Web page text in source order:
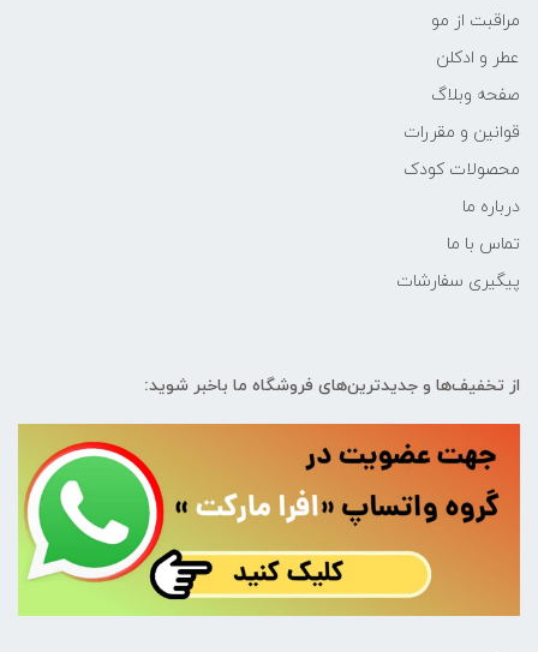
مراقبت از مو
عطر و ادکلن
صفحه وبلاگ
قوانین و مقررات
محصولات کودک
درباره ما
تماس با ما
پیگیری سفارشات
از تخفیف‌ها و جدیدترین‌های فروشگاه ما باخبر شوید: